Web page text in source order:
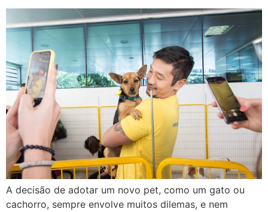
A decisão de adotar um novo pet, como um gato ou
cachorro, sempre envolve muitos dilemas, e nem